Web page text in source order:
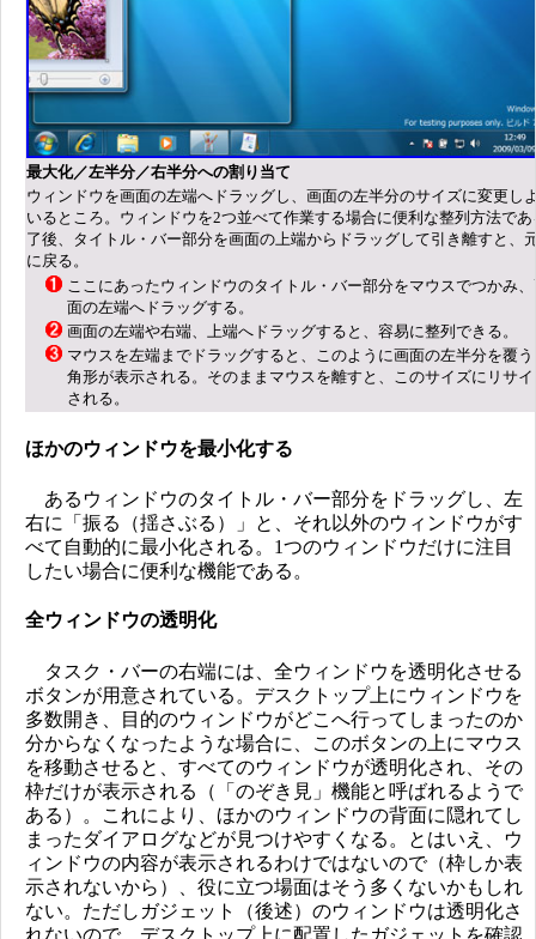
最大化／左半分／右半分への割り当て
ウィンドウを画面の左端へドラッグし、画面の左半分のサイズに変更し
いるところ。ウィンドウを2つ並べて作業する場合に便利な整列方法で
了後、タイトル・バー部分を画面の上端からドラッグして引き離すと、
に戻る。
ここにあったウィンドウのタイトル・バー部分をマウスでつかみ
面の左端へドラッグする。
画面の左端や右端、上端へドラッグすると、容易に整列できる。
マウスを左端までドラッグすると、このように画面の左半分を覆
角形が表示される。そのままマウスを離すと、このサイズにリサ
される。
ほかのウィンドウを最小化する
あるウィンドウのタイトル・バー部分をドラッグし、左
右に「振る（揺さぶる）」と、それ以外のウィンドウがす
べて自動的に最小化される。1つのウィンドウだけに注目
したい場合に便利な機能である。
全ウィンドウの透明化
タスク・バーの右端には、全ウィンドウを透明化させる
ボタンが用意されている。デスクトップ上にウィンドウを
多数開き、目的のウィンドウがどこへ行ってしまったのか
分からなくなったような場合に、このボタンの上にマウス
を移動させると、すべてのウィンドウが透明化され、その
枠だけが表示される（「のぞき見」機能と呼ばれるようで
ある）。これにより、ほかのウィンドウの背面に隠れてし
まったダイアログなどが見つけやすくなる。とはいえ、ウ
ィンドウの内容が表示されるわけではないので（枠しか表
示されないから）、役に立つ場面はそう多くないかもしれ
ない。ただしガジェット（後述）のウィンドウは透明化さ
れないので、デスクトップ上に配置したガジェットを確認